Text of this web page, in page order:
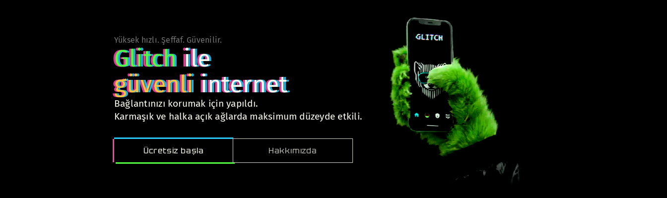
Yüksek hızlı. Şeffaf. Güvenilir.
Glitch ile
güvenliinternet
Bağlantınızı korumak için yapıldı.
Karmaşık ve halka açık ağlarda maksimum düzeyde etkili.
Ücretsiz başla Hakkımızda